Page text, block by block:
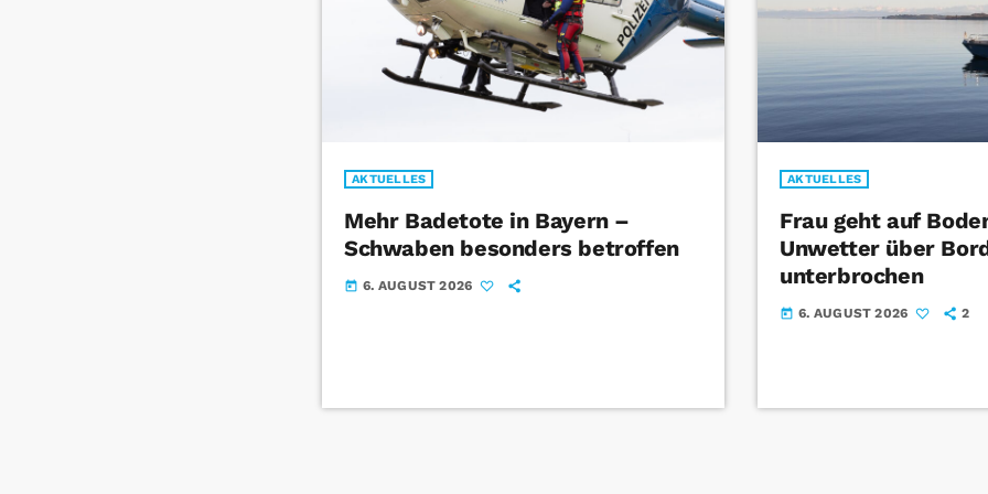
AKTUELLES
Mehr Badetote in Bayern –
Schwaben besonders betroffen
today 6. AUGUST 2026
AKTUELLES
Frau geht auf
Unwetter über
unterbrochen
today 6. AUGUST 2026 2